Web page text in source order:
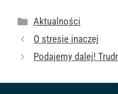
Kategorie
Aktualności
O stresie inaczej
Podajemy dalej!